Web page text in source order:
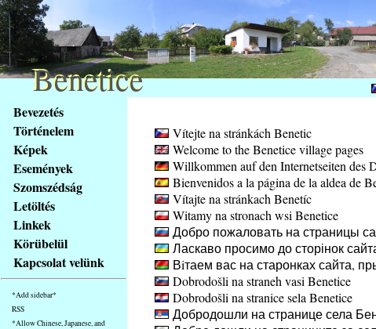
obsah
stránky
Klávesové
zkratky
tomto
webu
základní
Hlavní
strana
Bevezetés
Történelem
Képek
Események
Szomszédság
Letöltés
Linkek
Körübelül
Kapcsolat velünk
*Add sidebar*
RSS
*Allow Chinese, Japanese, and
Vítejte na stránkách Benetic
Welcome to the Benetice village pages
Willkommen auf den Internetseiten des
Bienvenidos a la página de la aldea de
Vítajte na stránkach Benetíc
Witamy na stronach wsi Benetice
Добро пожаловать на страницы
Ласкаво просимо до сторінок
Вiтаем вас на старонках сайта,
Dobrodošli na straneh vasi Benetice
Dobrodošli na stranice sela Benetice
Добродошли на странице села
Benetice
Benetice